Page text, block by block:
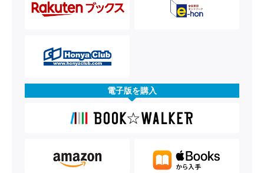
電子版を購入